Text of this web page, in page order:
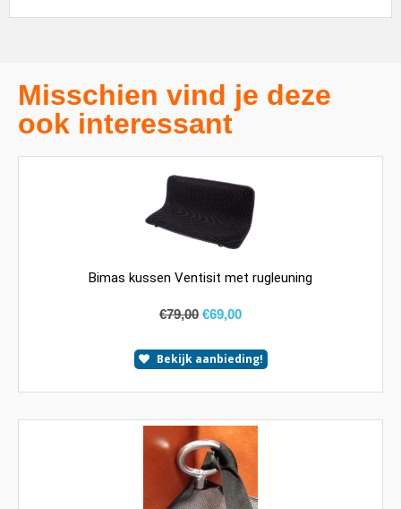
Misschien vind je deze
ook interessant
Bimas kussen Ventisit met rugleuning
€79,00 €69,00
Bekijk aanbieding!